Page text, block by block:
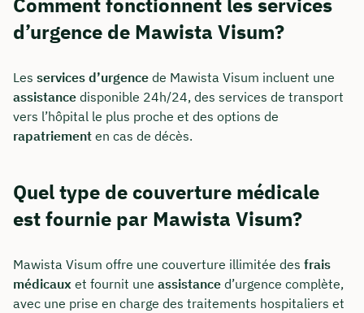
d’urgence de Mawista Visum?
Les services d’urgence de Mawista Visum incluent une
assistance disponible 24h/24, des services de transport
vers l’hôpital le plus proche et des options de
rapatriement en cas de décès.
Quel type de couverture médicale
est fournie par Mawista Visum?
Mawista Visum offre une couverture illimitée des frais
médicaux et fournit une assistance d’urgence complète,
avec une prise en charge des traitements hospitaliers et